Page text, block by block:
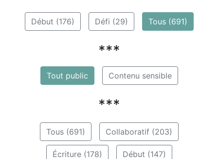
Début (176) Défi (29) Tous (691)
***
Tout public Contenu sensible
***
Tous (691) Collaboratif (203)
Écriture (178) Début (147)